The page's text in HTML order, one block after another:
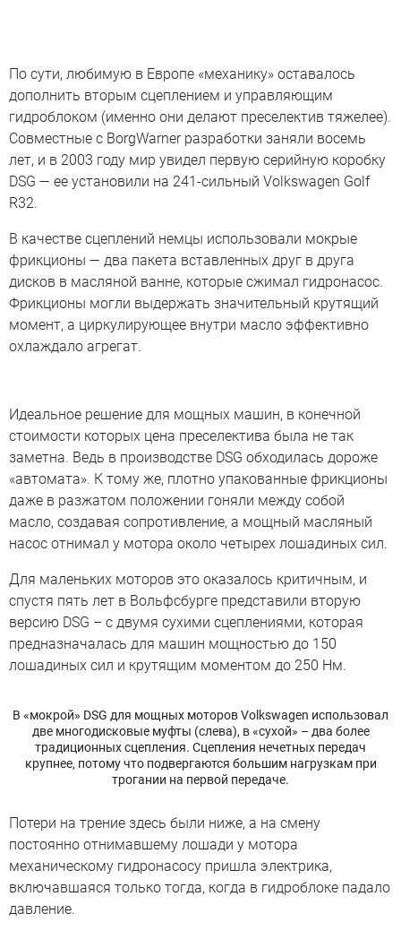
По сути, любимую в Европе «механику» оставалось
дополнить вторым сцеплением и управляющим
гидроблоком (именно они делают преселектив тяжелее).
Совместные с BorgWarner разработки заняли восемь
лет, и в 2003 году мир увидел первую серийную коробку
DSG — ее установили на 241-сильный Volkswagen Golf
R32.
В качестве сцеплений немцы использовали мокрые
фрикционы — два пакета вставленных друг в друга
дисков в масляной ванне, которые сжимал гидронасос.
Фрикционы могли выдержать значительный крутящий
момент, а циркулирующее внутри масло эффективно
охлаждало агрегат.
Идеальное решение для мощных машин, в конечной
стоимости которых цена преселектива была не так
заметна. Ведь в производстве DSG обходилась дороже
«автомата». К тому же, плотно упакованные фрикционы
даже в разжатом положении гоняли между собой
масло, создавая сопротивление, а мощный масляный
насос отнимал у мотора около четырех лошадиных сил.
Для маленьких моторов это оказалось критичным, и
спустя пять лет в Вольфсбурге представили вторую
версию DSG – с двумя сухими сцеплениями, которая
предназначалась для машин мощностью до 150
лошадиных сил и крутящим моментом до 250 Нм.
В «мокрой» DSG для мощных моторов Volkswagen использовал
две многодисковые муфты (слева), в «сухой» – два более
традиционных сцепления. Сцепления нечетных передач
крупнее, потому что подвергаются большим нагрузкам при
трогании на первой передаче.
Потери на трение здесь были ниже, а на смену
постоянно отнимавшему лошади у мотора
механическому гидронасосу пришла электрика,
включавшаяся только тогда, когда в гидроблоке падало
давление.